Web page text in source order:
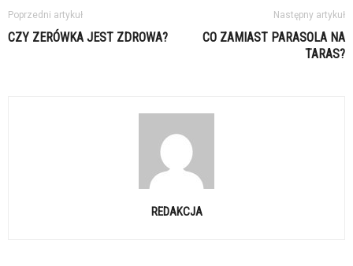
Poprzedni artykuł
CZY ZERÓWKA JEST ZDROWA?
Następny artykuł
CO ZAMIAST PARASOLA NA
TARAS?
REDAKCJA